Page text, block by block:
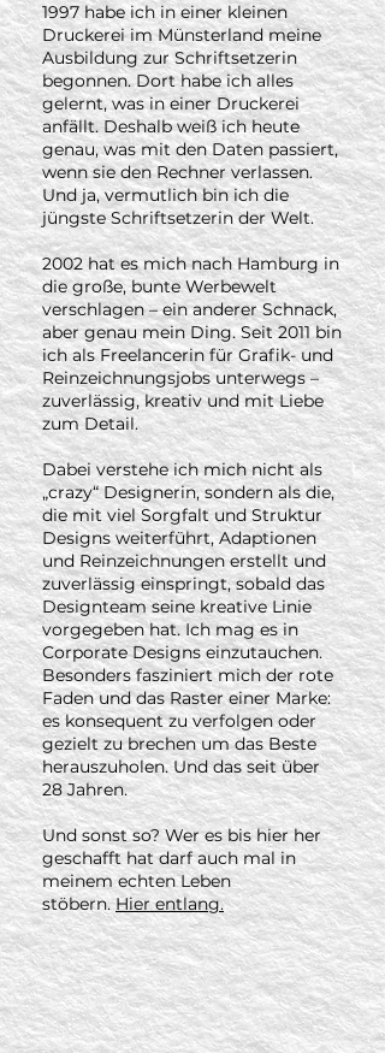
1997 habe ich in einer kleinen
Druckerei im Münsterland meine
Ausbildung zur Schriftsetzerin
begonnen. Dort habe ich alles
gelernt, was in einer Druckerei
anfällt. Deshalb weiß ich heute
genau, was mit den Daten passiert,
wenn sie den Rechner verlassen.
Und ja, vermutlich bin ich die
jüngste Schriftsetzerin der Welt.
2002 hat es mich nach Hamburg in
die große, bunte Werbewelt
verschlagen – ein anderer Schnack,
aber genau mein Ding. Seit 2011 bin
ich als Freelancerin für Grafik- und
Reinzeichnungsjobs unterwegs –
zuverlässig, kreativ und mit Liebe
zum Detail.
Dabei verstehe ich mich nicht als
„crazy“ Designerin, sondern als die,
die mit viel Sorgfalt und Struktur
Designs weiterführt, Adaptionen
und Reinzeichnungen erstellt und
zuverlässig einspringt, sobald das
Designteam seine kreative Linie
vorgegeben hat. Ich mag es in
Corporate Designs einzutauchen.
Besonders fasziniert mich der rote
Faden und das Raster einer Marke:
es konsequent zu verfolgen oder
gezielt zu brechen um das Beste
herauszuholen. Und das seit über
28 Jahren.
Und sonst so? Wer es bis hier her
geschafft hat darf auch mal in
meinem echten Leben
stöbern.Hier entlang.